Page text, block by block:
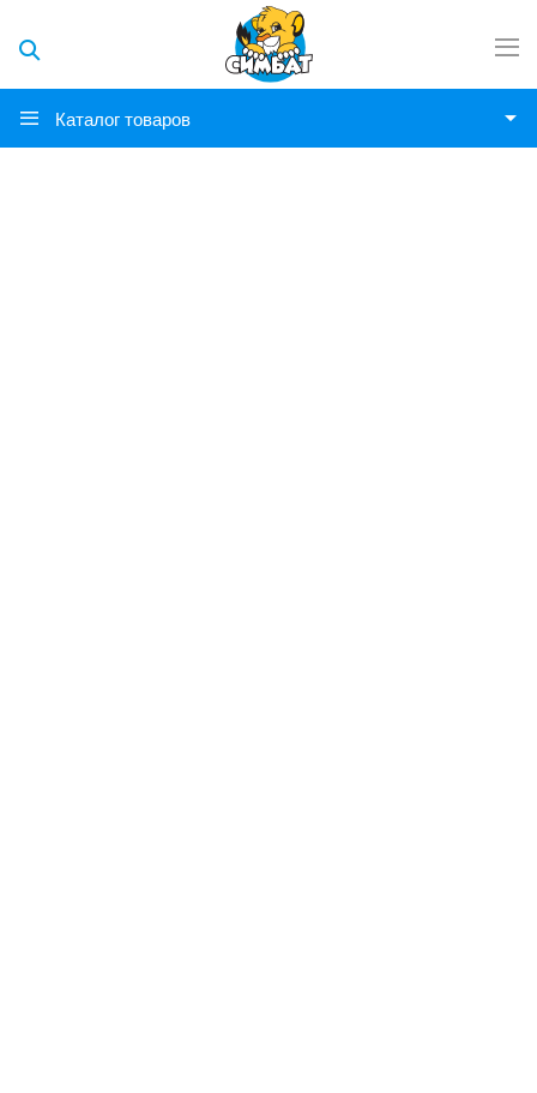
Каталог товаров